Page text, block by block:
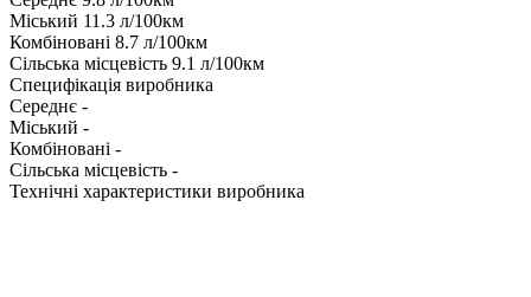
Міський 11.3 л/100км
Комбіновані 8.7 л/100км
Сільська місцевість 9.1 л/100км
Специфікація виробника
Середнє -
Міський -
Комбіновані -
Сільська місцевість -
Технічні характеристики виробника